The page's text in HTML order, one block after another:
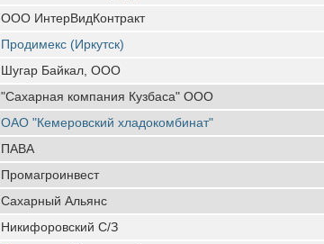
ООО ИнтерВидКонтракт
Продимекс (Иркутск)
Шугар Байкал, ООО
"Сахарная компания Кузбаса" ООО
ОАО "Кемеровский хладокомбинат"
ПАВА
Промагроинвест
Сахарный Альянс
Никифоровский С/З